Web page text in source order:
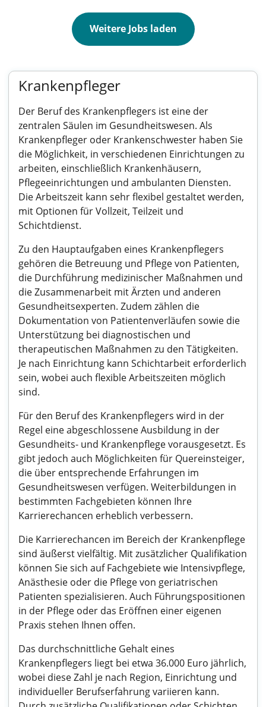
Weitere Jobs laden
Krankenpfleger
Der Beruf des Krankenpflegers ist eine der
zentralen Säulen im Gesundheitswesen. Als
Krankenpfleger oder Krankenschwester haben Sie
die Möglichkeit, in verschiedenen Einrichtungen zu
arbeiten, einschließlich Krankenhäusern,
Pflegeeinrichtungen und ambulanten Diensten.
Die Arbeitszeit kann sehr flexibel gestaltet werden,
mit Optionen für Vollzeit, Teilzeit und
Schichtdienst.
Zu den Hauptaufgaben eines Krankenpflegers
gehören die Betreuung und Pflege von Patienten,
die Durchführung medizinischer Maßnahmen und
die Zusammenarbeit mit Ärzten und anderen
Gesundheitsexperten. Zudem zählen die
Dokumentation von Patientenverläufen sowie die
Unterstützung bei diagnostischen und
therapeutischen Maßnahmen zu den Tätigkeiten.
Je nach Einrichtung kann Schichtarbeit erforderlich
sein, wobei auch flexible Arbeitszeiten möglich
sind.
Für den Beruf des Krankenpflegers wird in der
Regel eine abgeschlossene Ausbildung in der
Gesundheits- und Krankenpflege vorausgesetzt. Es
gibt jedoch auch Möglichkeiten für Quereinsteiger,
die über entsprechende Erfahrungen im
Gesundheitswesen verfügen. Weiterbildungen in
bestimmten Fachgebieten können Ihre
Karrierechancen erheblich verbessern.
Die Karrierechancen im Bereich der Krankenpflege
sind äußerst vielfältig. Mit zusätzlicher Qualifikation
können Sie sich auf Fachgebiete wie Intensivpflege,
Anästhesie oder die Pflege von geriatrischen
Patienten spezialisieren. Auch Führungspositionen
in der Pflege oder das Eröffnen einer eigenen
Praxis stehen Ihnen offen.
Das durchschnittliche Gehalt eines
Krankenpflegers liegt bei etwa 36.000 Euro jährlich,
wobei diese Zahl je nach Region, Einrichtung und
individueller Berufserfahrung variieren kann.